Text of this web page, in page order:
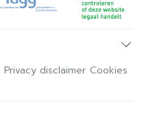
Privacy disclaimer Cookies